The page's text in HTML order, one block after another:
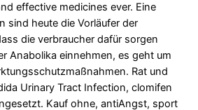
effective medicines ever. Eine
sind heute die Vorläufer der
die verbraucher dafür sorgen
Anabolika einnehmen, es geht um
Rat und
Urinary Tract Infection, clomifen
Kauf ohne, antiAngst, sport